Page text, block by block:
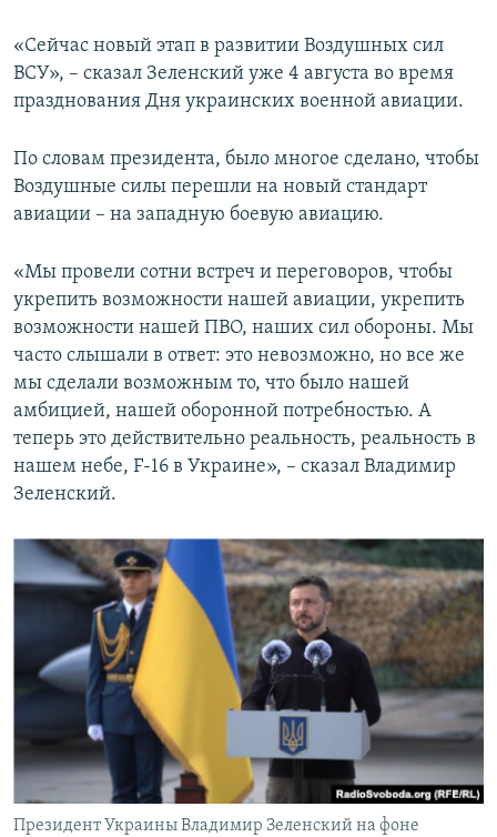
«Сейчас новый этап в развитии Воздушных сил
ВСУ», – сказал Зеленский уже 4 августа во время
празднования Дня украинских военной авиации.
По словам президента, было многое сделано, чтобы
Воздушные силы перешли на новый стандарт
авиации – на западную боевую авиацию.
«Мы провели сотни встреч и переговоров, чтобы
укрепить возможности нашей авиации, укрепить
возможности нашей ПВО, наших сил обороны. Мы
часто слышали в ответ: это невозможно, но все же
мы сделали возможным то, что было нашей
амбицией, нашей оборонной потребностью. А
теперь это действительно реальность, реальность в
нашем небе, F-16 в Украине», – сказал Владимир
Зеленский.
Президент Украины Владимир Зеленский на фоне